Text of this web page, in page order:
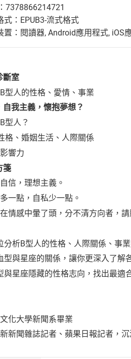
7378866214721
式：EPUB3-流式格式
置：閱讀器, Android應用程式, iOS
斷室
型人的性格、愛情、事業
自我主義，懷抱夢想？
型人？
格、婚姻生活、人際關係
響力
箋
信，理想主義。
一點，自私少一點。
情感中暈了頭，分不清方向者，請
分析B型人的性格、人際關係、事
型與星座的關係，讓你更深入了解
與星座隱藏的性格志向，找出最適
大學新聞系畢業
聞雜誌記者、蘋果日報記者，沉